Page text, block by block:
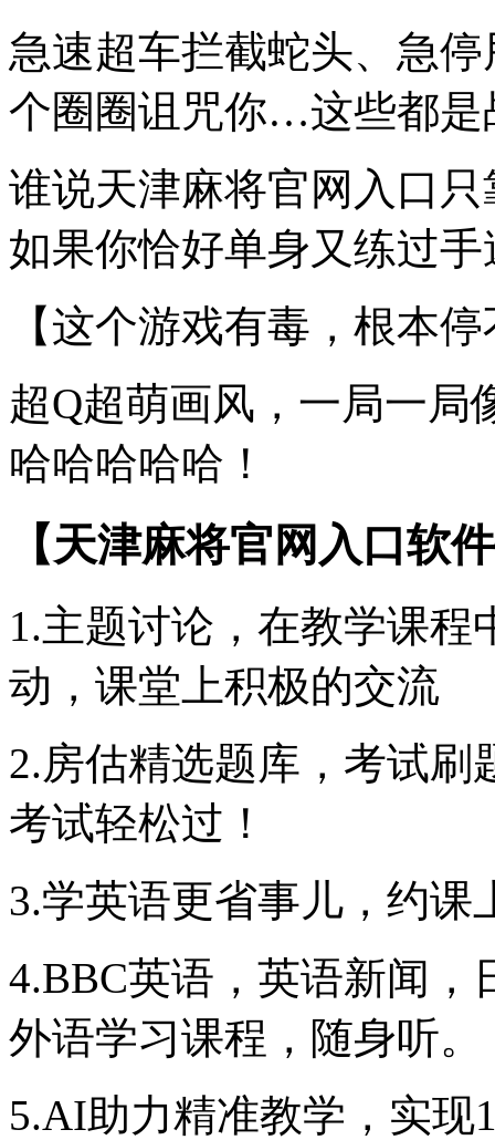
急速超车拦截蛇头、急
个圈圈诅咒你…这些都是
谁说天津麻将官网入口
如果你恰好单身又练过
【这个游戏有毒，根本
超Q超萌画风，一局一局
哈哈哈哈哈！
【天津麻将官网入口软
1.主题讨论，在教学课
动，课堂上积极的交流
2.房估精选题库，考试刷
考试轻松过！
3.学英语更省事儿，约课
4.BBC英语，英语新闻
外语学习课程，随身听。
5.AI助力精准教学，实现